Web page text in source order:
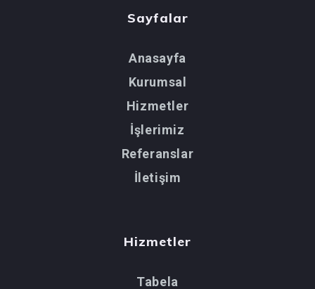
Sayfalar
Anasayfa
Kurumsal
Hizmetler
İşlerimiz
Referanslar
İletişim
Hizmetler
Tabela